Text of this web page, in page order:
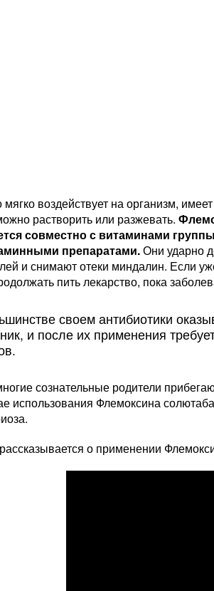
мягко воздействует на организм,
растворить или разжевать.
совместно с витаминами
препаратами.Они ударно
и снимают отеки миндалин. Если
пить лекарство, пока
своем антибиотики
и после их применения
сознательные родители
использования Флемоксина
о применении